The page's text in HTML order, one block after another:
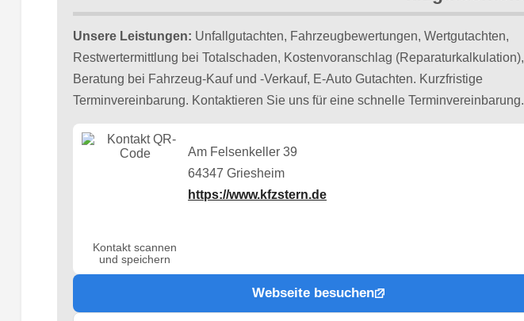
Unsere Leistungen: Unfallgutachten, Fahrzeugbewertungen, Wertgutachten,
Restwertermittlung bei Totalschaden, Kostenvoranschlag (Reparaturkalkulation),
Beratung bei Fahrzeug-Kauf und -Verkauf, E-Auto Gutachten. Kurzfristige
Terminvereinbarung. Kontaktieren Sie uns für eine schnelle Terminvereinbarung.
Kontakt scannen
und speichern
Am Felsenkeller 39
64347 Griesheim
https://www.kfzstern.de
Webseite besuchen